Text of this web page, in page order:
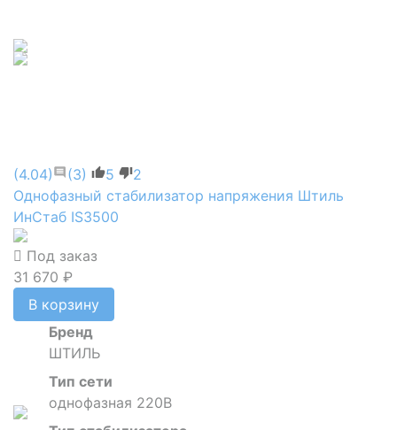
(4.04) (3) 5
2
Однофазный стабилизатор напряжения Штиль
ИнСтаб IS3500
Под заказ
31 670 ₽
В корзину
Бренд
ШТИЛЬ
Тип сети
однофазная 220В